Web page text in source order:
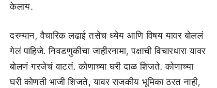
केलाय.
दरम्यान, वैचारिक लढाई तसेच ध्येय आणि विषय यावर बोललं
गेलं पाहिजे. निवडणुकीचा जाहीरनामा, पक्षाची विचारधारा यावर
बोलणं गरजेचं वाटतं. कोणाच्या घरी दाळ शिजते. कोणाच्या
घरी कोणती भाजी शिजते, यावर राजकीय भूमिका ठरत नाही,